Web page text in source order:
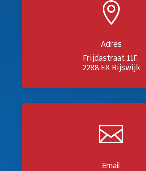

Adres
Frijdastraat 11F,
2288 EX Rijswijk

Email